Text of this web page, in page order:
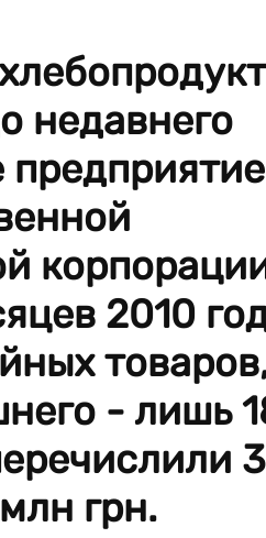
недавнего
2010
- лишь
грн.